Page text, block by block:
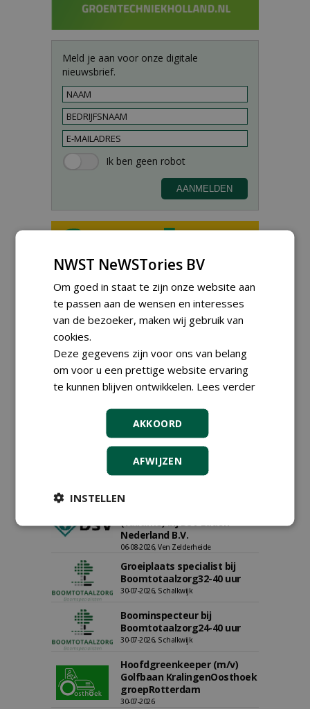
Meld je aan voor onze digitale
nieuwsbrief.
Ontwikkeling bij Diamant
groep Groen Xtra
12-06-2026, Dreumel
Proefveldmedewerker/
Chauffeur
landbouwmachines bij DSV
zaden Nederland B.V.
06-08-2026, Ven-Zelderheide
Kasmedewerker (fulltime) bij
DSV zaden Nederland B.V.
06-08-2026, Ven-Zelderheide
Allround
(fulltime) bij DSV zaden
Nederland B.V.
06-08-2026, Ven Zelderheide
Groeiplaats specialist bij
Boomtotaalzorg32-40 uur
30-07-2026, Schalkwijk
Boominspecteur bij
Boomtotaalzorg24-40 uur
30-07-2026, Schalkwijk
Hoofdgreenkeeper (m/v)
Golfbaan KralingenOosthoek
groepRotterdam
30-07-2026
NWST NeWSTories BV
Om goed in staat te zijn onze website aan
te passen aan de wensen en interesses
van de bezoeker, maken wij gebruik van
cookies.
Deze gegevens zijn voor ons van belang
om voor u een prettige website ervaring
te kunnen blijven ontwikkelen. Lees verder
AKKOORD
AFWIJZEN
INSTELLEN